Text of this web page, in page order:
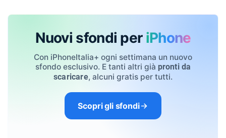
Nuovi sfondi per iPhone
Con iPhoneItalia+ ogni settimana un nuovo
sfondo esclusivo. E tanti altri già pronti da
scaricare, alcuni gratis per tutti.
Scopri gli sfondi